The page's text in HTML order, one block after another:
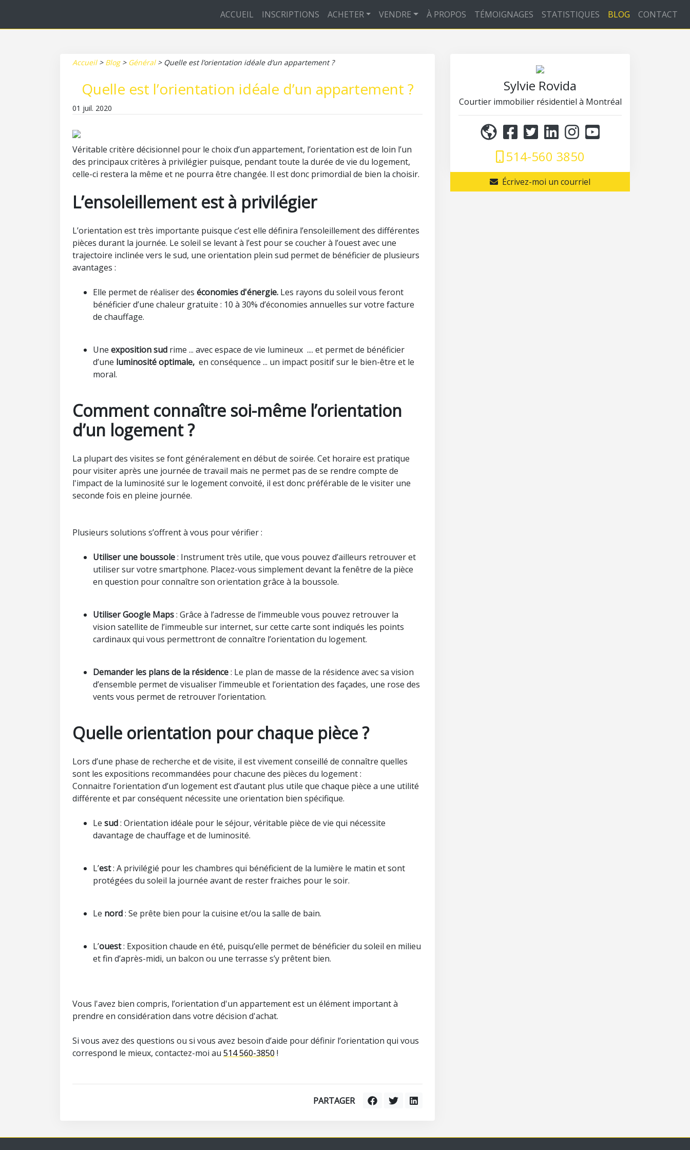
ACCUEIL INSCRIPTIONS ACHETER VENDRE À PROPOS TÉMOIGNAGES STATISTIQUES BLOG CONTACT
Accueil > Blog > Général > Quelle est l’orientation idéale d’un appartement ?
Quelle est l’orientation idéale d’un appartement ?
01 juil. 2020
Véritable critère décisionnel pour le choix d’un appartement, l’orientation est de loin l’un
des principaux critères à privilégier puisque, pendant toute la durée de vie du logement,
celle-ci restera la même et ne pourra être changée. Il est donc primordial de bien la choisir.
L’ensoleillement est à privilégier
L’orientation est très importante puisque c’est elle définira l’ensoleillement des différentes
pièces durant la journée. Le soleil se levant à l’est pour se coucher à l’ouest avec une
trajectoire inclinée vers le sud, une orientation plein sud permet de bénéficier de plusieurs
avantages :
Elle permet de réaliser des économies d'énergie. Les rayons du soleil vous feront
bénéficier d’une chaleur gratuite : 10 à 30% d’économies annuelles sur votre facture
de chauffage.
Une exposition sud rime ... avec espace de vie lumineux .... et permet de bénéficier
d’une luminosité optimale, en conséquence ... un impact positif sur le bien-être et le
moral.
Comment connaître soi-même l’orientation
d’un logement ?
La plupart des visites se font généralement en début de soirée. Cet horaire est pratique
pour visiter après une journée de travail mais ne permet pas de se rendre compte de
l'impact de la luminosité sur le logement convoité, il est donc préférable de le visiter une
seconde fois en pleine journée.
Plusieurs solutions s’offrent à vous pour vérifier :
Utiliser une boussole: Instrument très utile, que vous pouvez d’ailleurs retrouver et
utiliser sur votre smartphone. Placez-vous simplement devant la fenêtre de la pièce
en question pour connaître son orientation grâce à la boussole.
Utiliser Google Maps: Grâce à l’adresse de l’immeuble vous pouvez retrouver la
vision satellite de l’immeuble sur internet, sur cette carte sont indiqués les points
cardinaux qui vous permettront de connaître l’orientation du logement.
Demander les plans de la résidence: Le plan de masse de la résidence avec sa vision
d’ensemble permet de visualiser l’immeuble et l’orientation des façades, une rose des
vents vous permet de retrouver l’orientation.
Quelle orientation pour chaque pièce ?
Lors d’une phase de recherche et de visite, il est vivement conseillé de connaître quelles
sont les expositions recommandées pour chacune des pièces du logement :
Connaitre l’orientation d’un logement est d’autant plus utile que chaque pièce a une utilité
différente et par conséquent nécessite une orientation bien spécifique.
Le sud: Orientation idéale pour le séjour, véritable pièce de vie qui nécessite
davantage de chauffage et de luminosité.
L’est: A privilégié pour les chambres qui bénéficient de la lumière le matin et sont
protégées du soleil la journée avant de rester fraiches pour le soir.
Le nord: Se prête bien pour la cuisine et/ou la salle de bain.
L’ouest: Exposition chaude en été, puisqu’elle permet de bénéficier du soleil en milieu
et fin d’après-midi, un balcon ou une terrasse s’y prêtent bien.
Vous l'avez bien compris, l’orientation d'un appartement est un élément important à
prendre en considération dans votre décision d'achat.
Si vous avez des questions ou si vous avez besoin d’aide pour définir l’orientation qui vous
correspond le mieux, contactez-moi au 514 560-3850 !
PARTAGER
Sylvie Rovida
Courtier immobilier résidentiel à Montréal
514-560 3850
Écrivez-moi un courriel